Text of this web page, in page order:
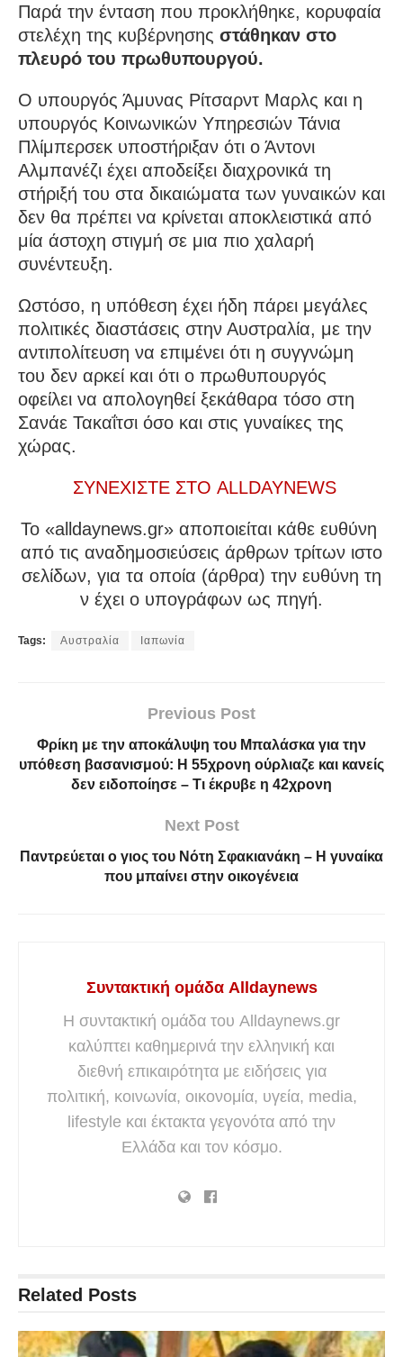
Παρά την ένταση που προκλήθηκε, κορυφαία
στελέχη της κυβέρνησης στάθηκαν στο
πλευρό του πρωθυπουργού.
Ο υπουργός Άμυνας Ρίτσαρντ Μαρλς και η
υπουργός Κοινωνικών Υπηρεσιών Τάνια
Πλίμπερσεκ υποστήριξαν ότι ο Άντονι
Αλμπανέζι έχει αποδείξει διαχρονικά τη
στήριξή του στα δικαιώματα των γυναικών και
δεν θα πρέπει να κρίνεται αποκλειστικά από
μία άστοχη στιγμή σε μια πιο χαλαρή
συνέντευξη.
Ωστόσο, η υπόθεση έχει ήδη πάρει μεγάλες
πολιτικές διαστάσεις στην Αυστραλία, με την
αντιπολίτευση να επιμένει ότι η συγγνώμη
του δεν αρκεί και ότι ο πρωθυπουργός
οφείλει να απολογηθεί ξεκάθαρα τόσο στη
Σανάε Τακαΐτσι όσο και στις γυναίκες της
χώρας.
ΣΥΝΕΧΙΣΤΕ ΣΤΟ ALLDAYNEWS
To «alldaynews.gr» αποποιείται κάθε ευθύνη
από τις αναδημοσιεύσεις άρθρων τρίτων ιστο
σελίδων, για τα οποία (άρθρα) την ευθύνη τη
ν έχει ο υπογράφων ως πηγή.
Tags: Αυστραλία Ιαπωνία
Previous Post
Φρίκη με την αποκάλυψη του Μπαλάσκα για την
υπόθεση βασανισμού: Η 55χρονη ούρλιαζε και κανείς
δεν ειδοποίησε – Τι έκρυβε η 42χρονη
Next Post
Παντρεύεται ο γιος του Νότη Σφακιανάκη – Η γυναίκα
που μπαίνει στην οικογένεια
Συντακτική ομάδα Alldaynews
Η συντακτική ομάδα του Alldaynews.gr
καλύπτει καθημερινά την ελληνική και
διεθνή επικαιρότητα με ειδήσεις για
πολιτική, κοινωνία, οικονομία, υγεία, media,
lifestyle και έκτακτα γεγονότα από την
Ελλάδα και τον κόσμο.
Related Posts